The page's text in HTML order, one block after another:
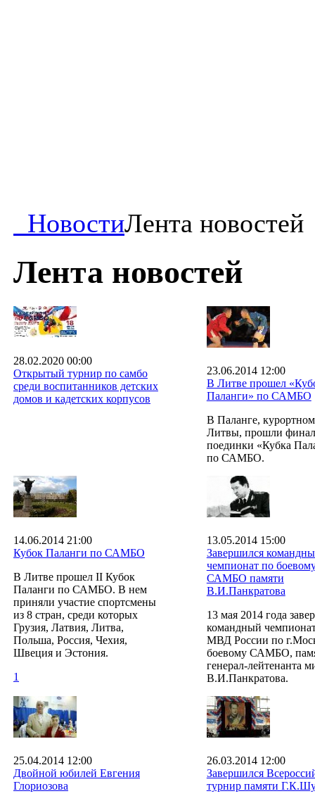
НовостиЛента новостей
Лента новостей
28.02.2020 00:00
Открытый турнир по самбо
среди воспитанников детских
домов и кадетских корпусов
23.06.2014 12:00
В Литве прошел
Паланги» по САМБО
В Паланге,
Литвы, прошли
поединки «Кубка
по САМБО.
14.06.2014 21:00
Кубок Паланги по САМБО
В Литве прошел II Кубок
Паланги по САМБО. В нем
приняли участие спортсмены
из 8 стран, среди которых
Грузия, Латвия, Литва,
Польша, Россия, Чехия,
Швеция и Эстония.
1
13.05.2014 15:00
Завершился
чемпионат по
САМБО памяти
В.И.Панкратова
13 мая 2014 года
командный
МВД России по
боевому САМБО,
генерал-лейтенанта
В.И.Панкратова.
25.04.2014 12:00
Двойной юбилей Евгения
Глориозова
26.03.2014 12:00
Завершился
турнир памяти